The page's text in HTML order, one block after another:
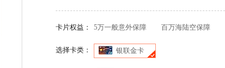
卡片权益： 5万一般意外保障 百万海陆空保障
选择卡类： 银联金卡